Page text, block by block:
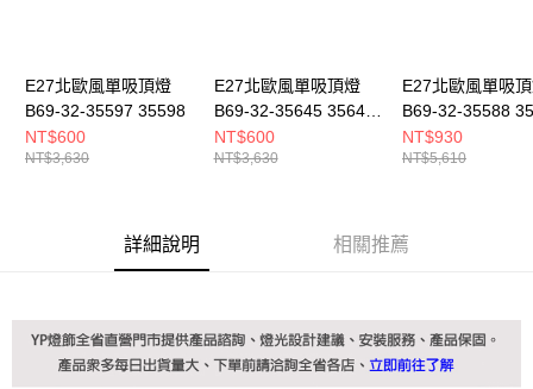
時審查核予不同之上限額度；若仍有額度不足之情形，本公司將視審查結果
５．嚴禁一人註冊多個帳號或使用他人資訊註冊。若發現惡意使用之情形，
恩沛科技股份有限公司將有權停止該用戶之使用額度並採取法律行動。
E27北歐風單吸頂燈
B69-32-35597 35598
NT$600
NT$3,630
E27北歐風單吸頂燈
B69-32-35645 35646
35647
NT$600
NT$3,630
E27北歐風單吸
B69-32-35588
NT$930
NT$5,610
詳細說明 相關推薦